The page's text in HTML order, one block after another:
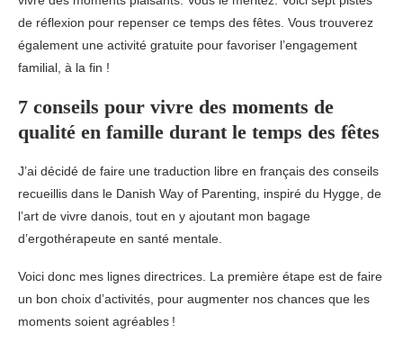
de réflexion pour repenser ce temps des fêtes. Vous trouverez
également une activité gratuite pour favoriser l’engagement
familial, à la fin !
7 conseils pour vivre des moments de
qualité en famille durant le temps des fêtes
J’ai décidé de faire une traduction libre en français des conseils
recueillis dans le Danish Way of Parenting, inspiré du Hygge, de
l’art de vivre danois, tout en y ajoutant mon bagage
d’ergothérapeute en santé mentale.
Voici donc mes lignes directrices. La première étape est de faire
un bon choix d’activités, pour augmenter nos chances que les
moments soient agréables !